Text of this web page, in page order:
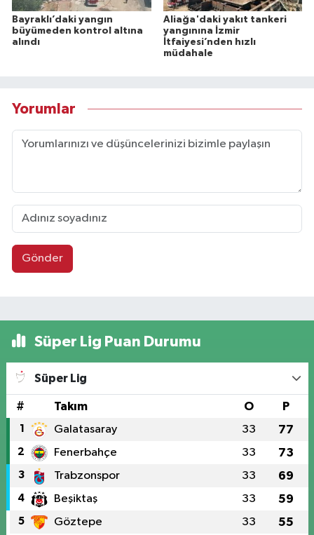
Bayraklı’daki yangın
büyümeden kontrol altına
alındı
Aliağa'daki yakıt tankeri
yangınına İzmir
İtfaiyesi’nden hızlı
müdahale
Yorumlar
Gönder
Süper Lig Puan Durumu
Süper Lig
# Takım O P
1 Galatasaray 33 77
2 Fenerbahçe 33 73
3 Trabzonspor 33 69
4 Beşiktaş 33 59
5 Göztepe 33 55